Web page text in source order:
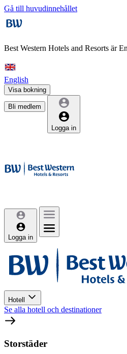
Gå till huvudinnehållet
Best Western Hotels and Resorts är
English
Visa bokning
Bli medlem
Logga in
Logga in
Hotell
Se alla hotell och destinationer
Storstäder